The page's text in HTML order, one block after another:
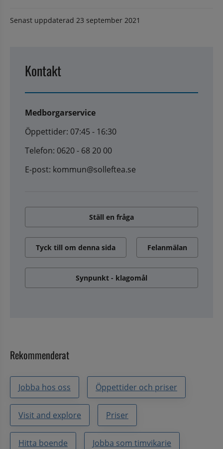
Senast uppdaterad 23 september 2021
Kontakt
Medborgarservice
Öppettider: 07:45 - 16:30
Telefon: 0620 - 68 20 00
E-post: kommun@solleftea.se
Ställ en fråga
Tyck till om denna sida Felanmälan
Synpunkt - klagomål
Rekommenderat
Jobba hos oss Öppettider och priser
Visit and explore Priser
Hitta boende Jobba som timvikarie